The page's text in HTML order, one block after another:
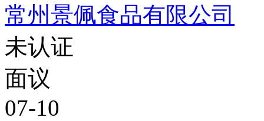
常州景佩食品有限公司
未认证
面议
07-10